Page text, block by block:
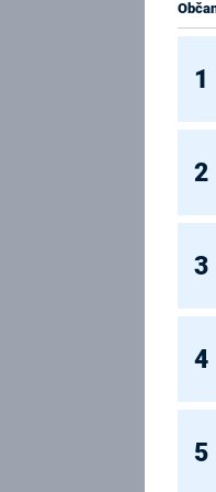
1
2
3
4
5